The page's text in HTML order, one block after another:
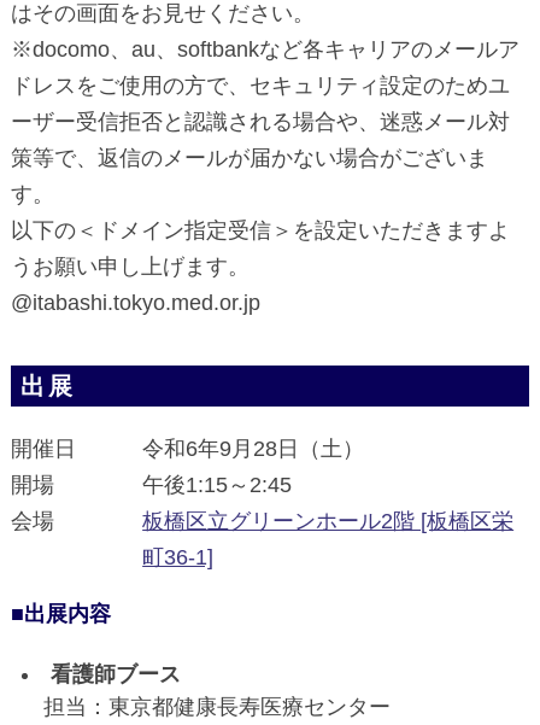
はその画面をお見せください。
※docomo、au、softbankなど各キャリアのメールア
ドレスをご使用の方で、セキュリティ設定のためユ
ーザー受信拒否と認識される場合や、迷惑メール対
策等で、返信のメールが届かない場合がございま
す。
以下の＜ドメイン指定受信＞を設定いただきますよ
うお願い申し上げます。
@itabashi.tokyo.med.or.jp
出展
開催日
令和6年9月28日（土）
開場
午後1:15～2:45
会場
板橋区立グリーンホール2階 [板橋区栄
町36-1]
■出展内容
看護師ブース
担当：東京都健康長寿医療センター